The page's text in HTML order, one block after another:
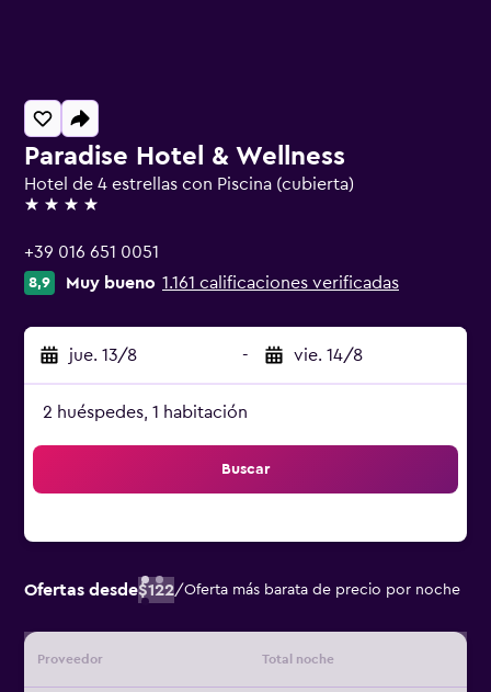
Paradise Hotel & Wellness
Hotel de 4 estrellas con Piscina (cubierta)
4 estrellas
+39 016 651 0051
8,9 Muy bueno 1.161 calificaciones verificadas
jue. 13/8 - vie. 14/8
2 huéspedes, 1 habitación
Buscar
Ofertas desde$122/Oferta más barata de precio por noche
Proveedor Total noche